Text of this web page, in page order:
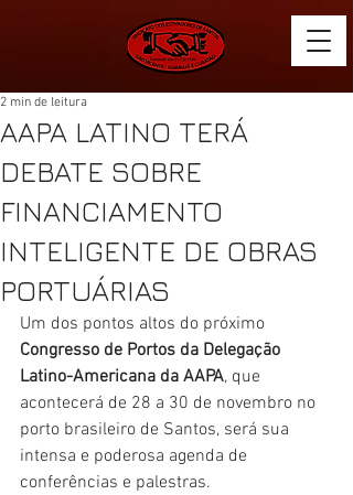
AAPA LATINO TERÁ
DEBATE SOBRE
FINANCIAMENTO
INTELIGENTE DE OBRAS
PORTUÁRIAS
2 min de leitura
Um dos pontos altos do próximo
Congresso de Portos da Delegação
Latino-Americana da AAPA, que
acontecerá de 28 a 30 de novembro no
porto brasileiro de Santos, será sua
intensa e poderosa agenda de
conferências e palestras.